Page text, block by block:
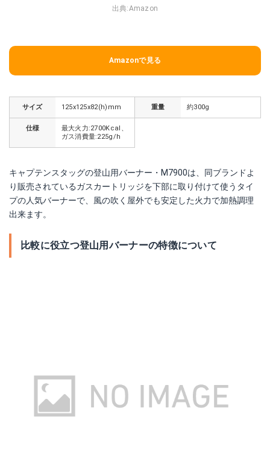
出典:Amazon
Amazonで見る
サイズ 125x125x82(h)mm 重量 約300g
仕様
最大火力:2700Kcal、
ガス消費量:225g/h
キャプテンスタッグの登山用バーナー・M7900は、同ブランドよ
り販売されているガスカートリッジを下部に取り付けて使うタイ
プの人気バーナーで、風の吹く屋外でも安定した火力で加熱調理
出来ます。
比較に役立つ登山用バーナーの特徴について